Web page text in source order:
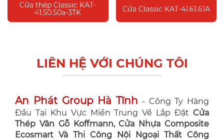
Cửa thép Classic KAT-
41.50.50a-3TK
Cửa Classic KAT-41.61.61A
LIÊN HỆ VỚI CHÚNG TÔI
An Phát Group Hà Tĩnh - Công Ty Hàng
Đầu Tại Khu Vực Miền Trung Về Lắp Đặt Cửa
Thép Vân Gỗ Koffmann, Cửa Nhựa Composite
Ecosmart Và Thi Công Nội Ngoại Thất Công